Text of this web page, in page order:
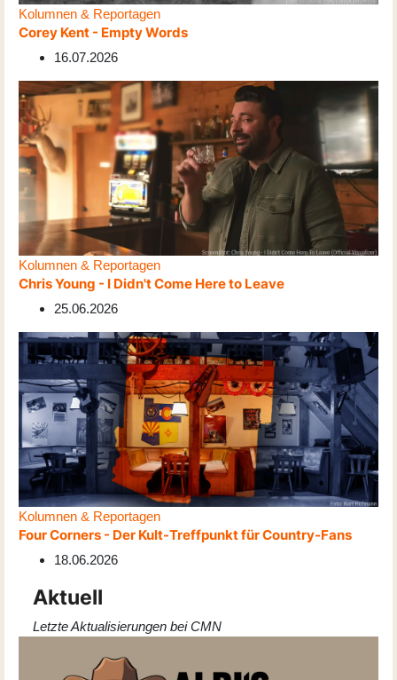
Kolumnen & Reportagen
Corey Kent - Empty Words
16.07.2026
Kolumnen & Reportagen
Chris Young - I Didn't Come Here to Leave
25.06.2026
Kolumnen & Reportagen
Four Corners - Der Kult-Treffpunkt für Country-Fans
18.06.2026
Aktuell
Letzte Aktualisierungen bei CMN